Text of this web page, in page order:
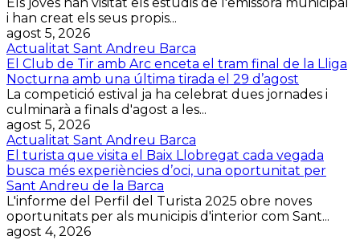
i han creat els seus propis...
agost 5, 2026
Actualitat Sant Andreu Barca
El Club de Tir amb Arc enceta el tram final de la Lliga
Nocturna amb una última tirada el 29 d’agost
La competició estival ja ha celebrat dues jornades i
culminarà a finals d'agost a les...
agost 5, 2026
Actualitat Sant Andreu Barca
El turista que visita el Baix Llobregat cada vegada
busca més experiències d’oci, una oportunitat per
Sant Andreu de la Barca
L'informe del Perfil del Turista 2025 obre noves
oportunitats per als municipis d'interior com Sant...
agost 4, 2026